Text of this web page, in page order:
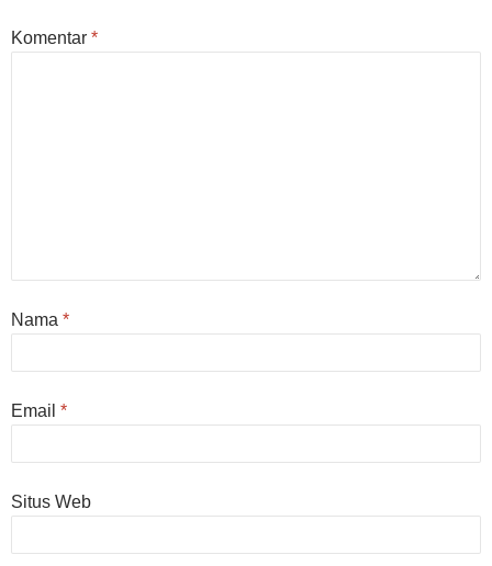
Komentar *
Nama *
Email *
Situs Web